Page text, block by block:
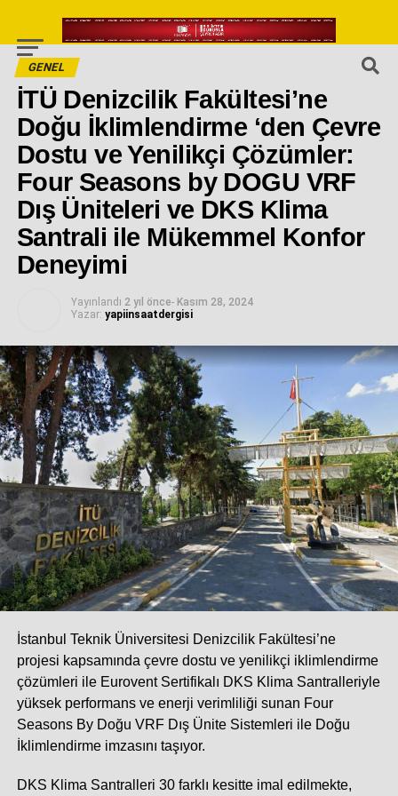
GENEL
İTÜ Denizcilik Fakültesi’ne
Doğu İklimlendirme ‘den Çevre
Dostu ve Yenilikçi Çözümler:
Four Seasons by DOGU VRF
Dış Üniteleri ve DKS Klima
Santrali ile Mükemmel Konfor
Deneyimi
Yayınlandı 2 yıl önce- Kasım 28, 2024
Yazar: yapiinsaatdergisi
İstanbul Teknik Üniversitesi Denizcilik Fakültesi’ne
projesi kapsamında çevre dostu ve yenilikçi iklimlendirme
çözümleri ile Eurovent Sertifikalı DKS Klima Santralleriyle
yüksek performans ve enerji verimliliği sunan Four
Seasons By Doğu VRF Dış Ünite Sistemleri ile Doğu
İklimlendirme imzasını taşıyor.
DKS Klima Santralleri 30 farklı kesitte imal edilmekte,